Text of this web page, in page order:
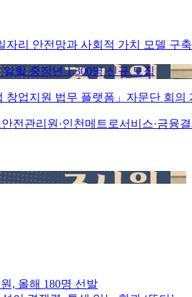
자리 안전망과 사회적 가치 모델 구축
할 중장년 1,300명 신규 모집
창업지원 법무 플랫폼」자문단 회의
전관리원·인천메트로서비스·금융
, 올해 180명 선발